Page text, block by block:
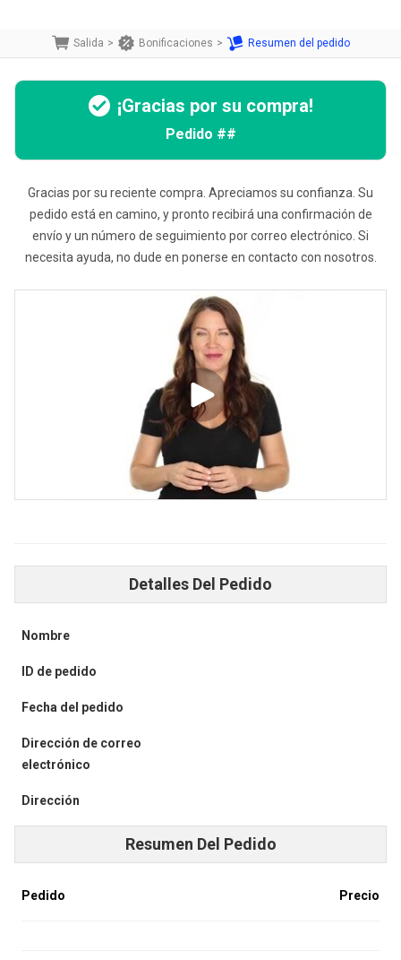
Salida > Bonificaciones > Resumen del pedido
¡Gracias por su compra!
Pedido ##
Gracias por su reciente compra. Apreciamos su confianza. Su
pedido está en camino, y pronto recibirá una confirmación de
envío y un número de seguimiento por correo electrónico. Si
necesita ayuda, no dude en ponerse en contacto con nosotros.
Detalles Del Pedido
Nombre
ID de pedido
Fecha del pedido
Dirección de correo
electrónico
Dirección
Resumen Del Pedido
Pedido Precio